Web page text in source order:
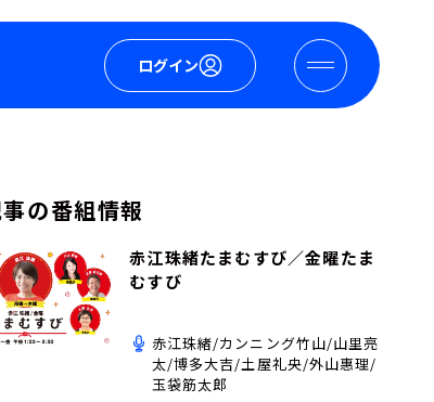
ログイン
の番組情報
赤江珠緒たまむすび／金曜たま
むすび
赤江珠緒/カンニング竹山/山里亮
太/博多大吉/土屋礼央/外山惠理/
玉袋筋太郎